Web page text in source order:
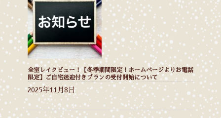
全室レイクビュー！【冬季期間限定！ホームページよりお電話
限定】ご自宅送迎付きプランの受付開始について
2025年11月8日